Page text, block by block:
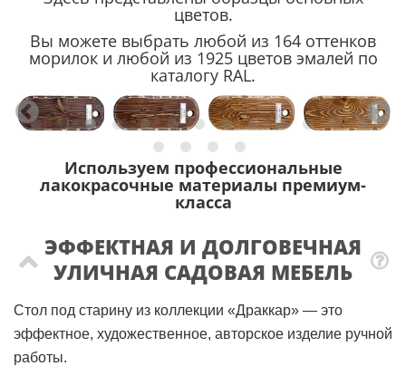
цветов.
Вы можете выбрать любой из 164 оттенков
морилок и любой из 1925 цветов эмалей по
каталогу RAL.
Используем профессиональные
лакокрасочные материалы премиум-
класса
ЭФФЕКТНАЯ И ДОЛГОВЕЧНАЯ
УЛИЧНАЯ САДОВАЯ МЕБЕЛЬ
Стол под старину из коллекции «Драккар» — это
эффектное, художественное, авторское изделие ручной
работы.